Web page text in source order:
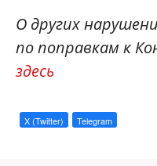
О других
по поправкам к
здесь
X (Twitter) Telegram